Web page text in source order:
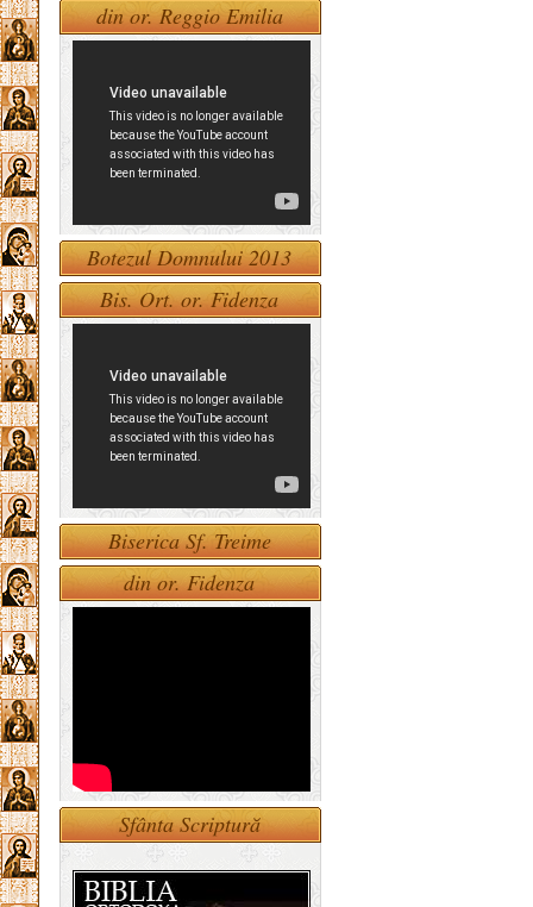
din or. Reggio Emilia
Botezul Domnului 2013
Bis. Ort. or. Fidenza
Biserica Sf. Treime
din or. Fidenza
Sfânta Scriptură